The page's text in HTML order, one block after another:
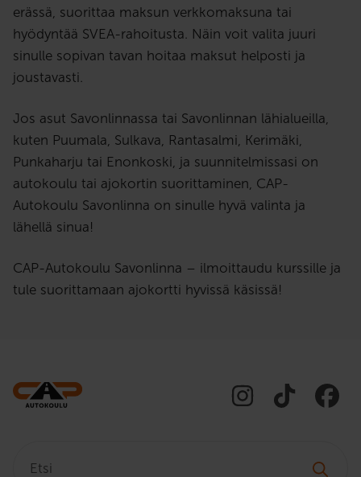
erässä, suorittaa maksun verkkomaksuna tai
hyödyntää SVEA-rahoitusta. Näin voit valita juuri
sinulle sopivan tavan hoitaa maksut helposti ja
joustavasti.
Jos asut Savonlinnassa tai Savonlinnan lähialueilla,
kuten Puumala, Sulkava, Rantasalmi, Kerimäki,
Punkaharju tai Enonkoski, ja suunnitelmissasi on
autokoulu tai ajokortin suorittaminen, CAP-
Autokoulu Savonlinna on sinulle hyvä valinta ja
lähellä sinua!
CAP-Autokoulu Savonlinna – ilmoittaudu kurssille ja
tule suorittamaan ajokortti hyvissä käsissä!